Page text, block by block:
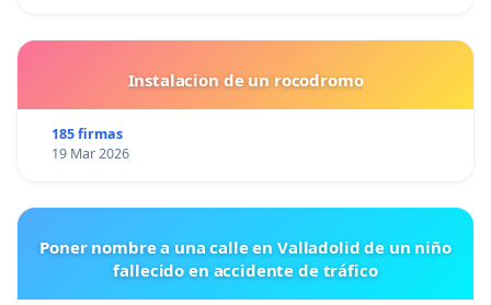
Instalacion de un rocodromo
185 firmas
19 Mar 2026
Poner nombre a una calle en Valladolid de un niño
fallecido en accidente de tráfico